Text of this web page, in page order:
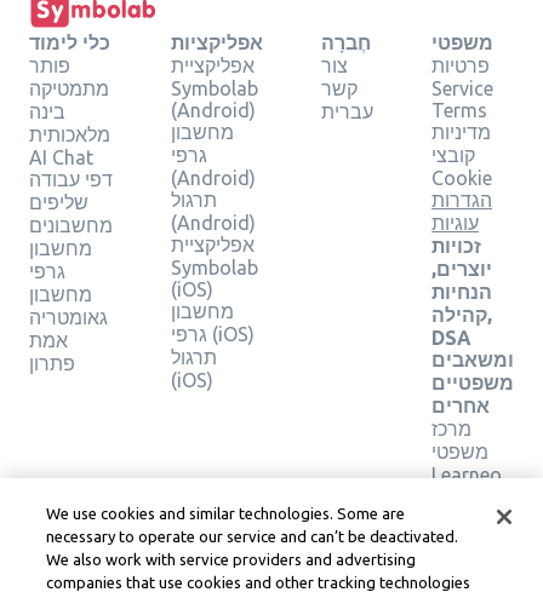
כלי לימוד
פותר
מתמטיקה
בינה
מלאכותית
AI Chat
דפי עבודה
שליפים
מחשבונים
מחשבון
גרפי
מחשבון
גאומטריה
אמת
פתרון
אפליקציות
אפליקציית
Symbolab
(Android)
מחשבון
גרפי
(Android)
תרגול
(Android)
אפליקציית
Symbolab
(iOS)
מחשבון
גרפי (iOS)
תרגול
(iOS)
חֶברָה
צור
קשר
עברית
משפטי
פרטיות
Service
Terms
מדיניות
קובצי
Cookie
הגדרות
עוגיות
זכויות
יוצרים,
הנחיות
קהילה,
DSA
ומשאבים
משפטיים
אחרים
מרכז
משפטי
Learneo
של
We use cookies and similar technologies. Some are
necessary to operate our service and can’t be deactivated.
We also work with service providers and advertising
companies that use cookies and other tracking technologies